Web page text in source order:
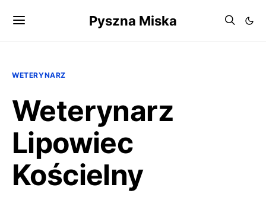
Pyszna Miska
WETERYNARZ
Weterynarz
Lipowiec
Kościelny